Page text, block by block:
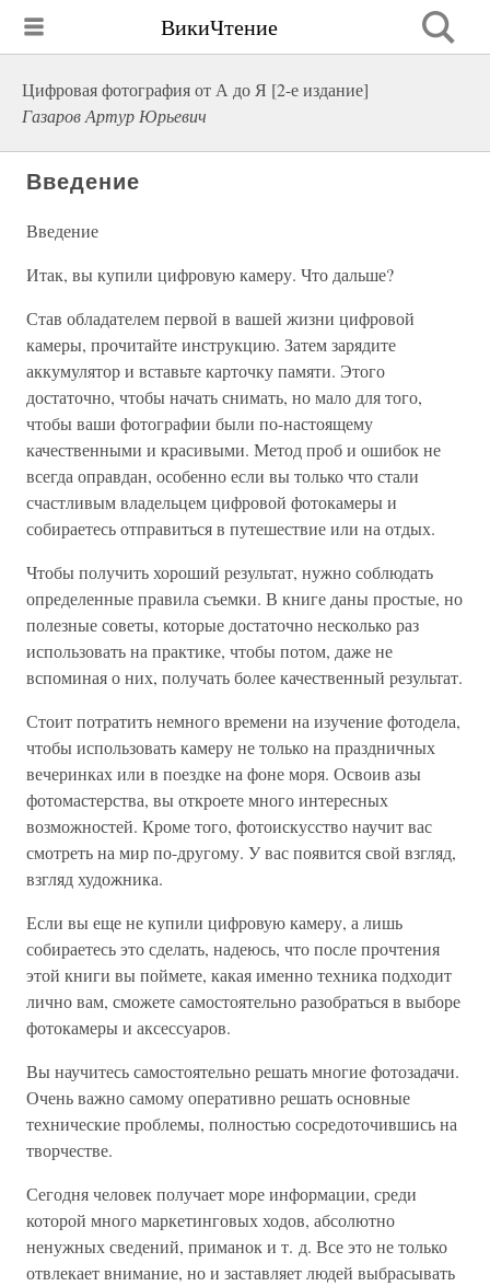
ВикиЧтение
Цифровая фотография от А до Я [2-е издание]
Газаров Артур Юрьевич
Введение
Введение
Итак, вы купили цифровую камеру. Что дальше?
Став обладателем первой в вашей жизни цифровой
камеры, прочитайте инструкцию. Затем зарядите
аккумулятор и вставьте карточку памяти. Этого
достаточно, чтобы начать снимать, но мало для того,
чтобы ваши фотографии были по-настоящему
качественными и красивыми. Метод проб и ошибок не
всегда оправдан, особенно если вы только что стали
счастливым владельцем цифровой фотокамеры и
собираетесь отправиться в путешествие или на отдых.
Чтобы получить хороший результат, нужно соблюдать
определенные правила съемки. В книге даны простые, но
полезные советы, которые достаточно несколько раз
использовать на практике, чтобы потом, даже не
вспоминая о них, получать более качественный результат.
Стоит потратить немного времени на изучение фотодела,
чтобы использовать камеру не только на праздничных
вечеринках или в поездке на фоне моря. Освоив азы
фотомастерства, вы откроете много интересных
возможностей. Кроме того, фотоискусство научит вас
смотреть на мир по-другому. У вас появится свой взгляд,
взгляд художника.
Если вы еще не купили цифровую камеру, а лишь
собираетесь это сделать, надеюсь, что после прочтения
этой книги вы поймете, какая именно техника подходит
лично вам, сможете самостоятельно разобраться в выборе
фотокамеры и аксессуаров.
Вы научитесь самостоятельно решать многие фотозадачи.
Очень важно самому оперативно решать основные
технические проблемы, полностью сосредоточившись на
творчестве.
Сегодня человек получает море информации, среди
которой много маркетинговых ходов, абсолютно
ненужных сведений, приманок и т. д. Все это не только
отвлекает внимание, но и заставляет людей выбрасывать